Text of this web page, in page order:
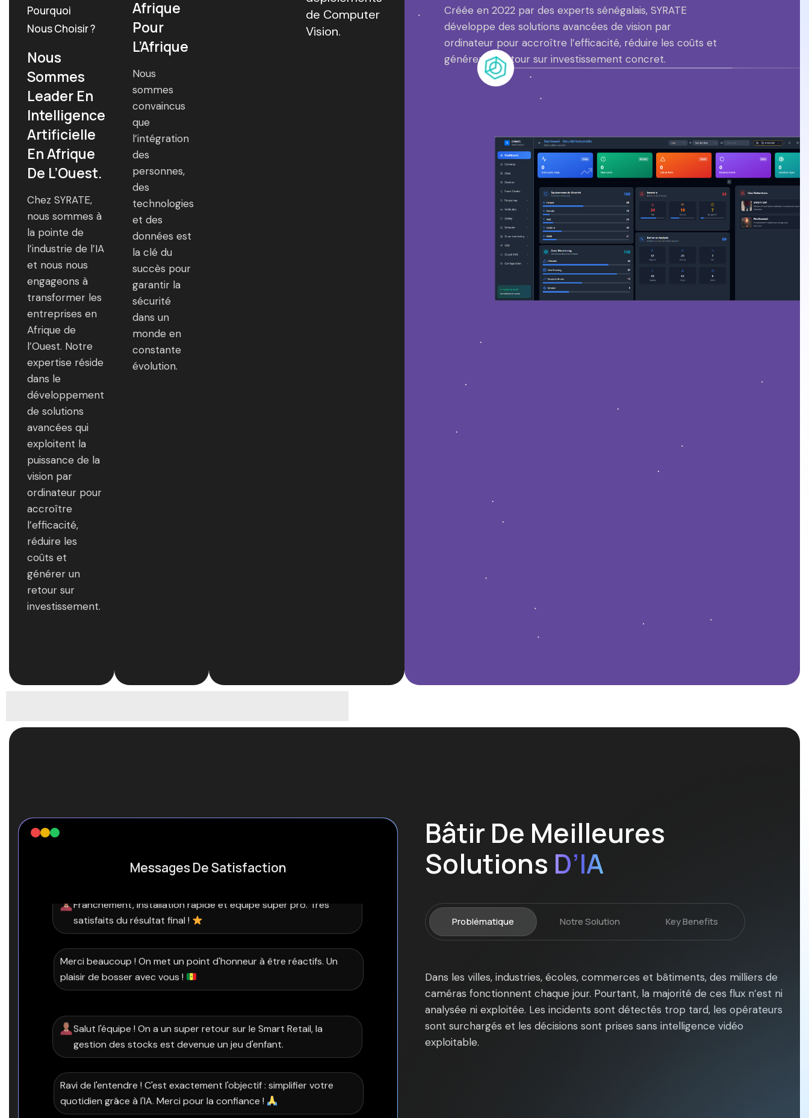
Pourquoi
Nous Choisir ?
Nous
Sommes
Leader En
Intelligence
Artificielle
En Afrique
De L’Ouest.
Chez SYRATE,
nous sommes à
la pointe de
l’industrie de l’IA
et nous nous
engageons à
transformer les
entreprises en
Afrique de
l’Ouest. Notre
expertise réside
dans le
développement
de solutions
avancées qui
exploitent la
puissance de la
vision par
ordinateur pour
accroître
l’efficacité,
réduire les
coûts et
générer un
retour sur
investissement.
Afrique
Pour
L’Afrique
Nous
sommes
convaincus
que
l’intégration
des
personnes,
des
technologies
et des
données est
la clé du
succès pour
garantir la
sécurité
dans un
monde en
constante
évolution.
de Computer
Vision.
Créée en 2022 par des experts sénégalais, SYRATE
développe des solutions avancées de vision par
ordinateur pour accroître l’efficacité, réduire les coûts et
générer un retour sur investissement concret.
Messages De Satisfaction
Salut l'équipe ! On a un super retour sur le Smart Retail, la
Ravi de l'entendre ! C'est exactement l'objectif : simplifier votre
Le système de détection des casques est bien en place. C'est
Super nouvelle ! La sécurité de vos collaborateurs est notre
priorité. On reste dispo pour la suite !
On vient de checker les stats : grosse baisse de la conso
électrique ce mois-ci. Votre automation gère !
Bâtir De Meilleures
Solutions D’IA
Problématique Notre Solution Key Benefits
Dans les villes, industries, écoles, commerces et bâtiments, des milliers de
caméras fonctionnent chaque jour. Pourtant, la majorité de ces flux n’est ni
analysée ni exploitée. Les incidents sont détectés trop tard, les opérateurs
sont surchargés et les décisions sont prises sans intelligence vidéo
exploitable.